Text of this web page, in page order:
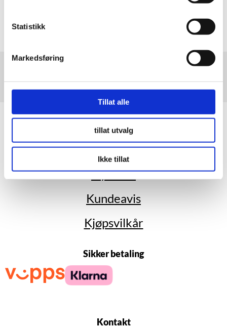
Statistikk
Markedsføring
Tillat alle
tillat utvalg
Ikke tillat
Nyheter
Kundeavis
Kjøpsvilkår
Sikker betaling
Kontakt